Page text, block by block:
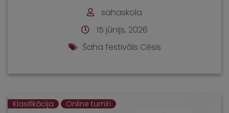
sahaskola
15 jūnijs, 2026
Šaha festivāls Cēsis
Klasifikācija Online turnīri